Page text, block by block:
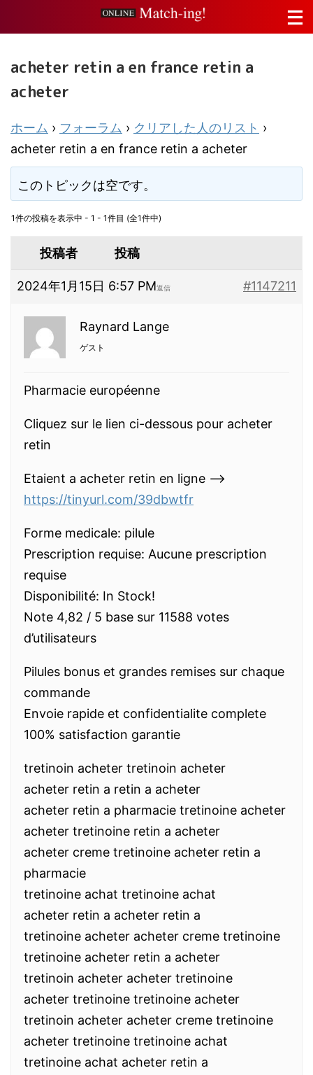
acheter retin a en france retin a
acheter
ホーム › フォーラム › クリアした人のリスト ›
acheter retin a en france retin a acheter
このトピックは空です。
1件の投稿を表示中 - 1 - 1件目 (全1件中)
投稿者 投稿
2024年1月15日 6:57 PM #1147211
返信
Raynard Lange
ゲスト
Pharmacie européenne
Cliquez sur le lien ci-dessous pour acheter
retin
Etaient a acheter retin en ligne -–>
https://tinyurl.com/39dbwtfr
Forme medicale: pilule
Prescription requise: Aucune prescription
requise
Disponibilité: In Stock!
Note 4,82 / 5 base sur 11588 votes
d’utilisateurs
Pilules bonus et grandes remises sur chaque
commande
Envoie rapide et confidentialite complete
100% satisfaction garantie
tretinoin acheter tretinoin acheter
acheter retin a retin a acheter
acheter retin a pharmacie tretinoine acheter
acheter tretinoine retin a acheter
acheter creme tretinoine acheter retin a
pharmacie
tretinoine achat tretinoine achat
acheter retin a acheter retin a
tretinoine acheter acheter creme tretinoine
tretinoine acheter retin a acheter
tretinoin acheter acheter tretinoine
acheter tretinoine tretinoine acheter
tretinoin acheter acheter creme tretinoine
acheter tretinoine tretinoine achat
tretinoine achat acheter retin a